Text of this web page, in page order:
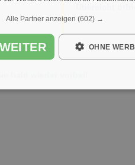
bald wieder vorbei!
Alle Partner anzeigen (602) →
OHNE